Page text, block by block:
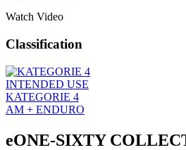
Watch Video
Classification
INTENDED USE
KATEGORIE 4
AM + ENDURO
eONE-SIXTY